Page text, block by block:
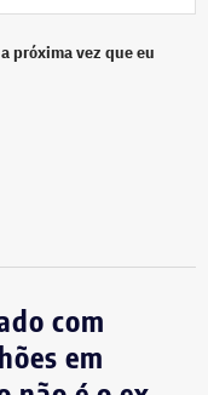
próxima vez que eu
com
em